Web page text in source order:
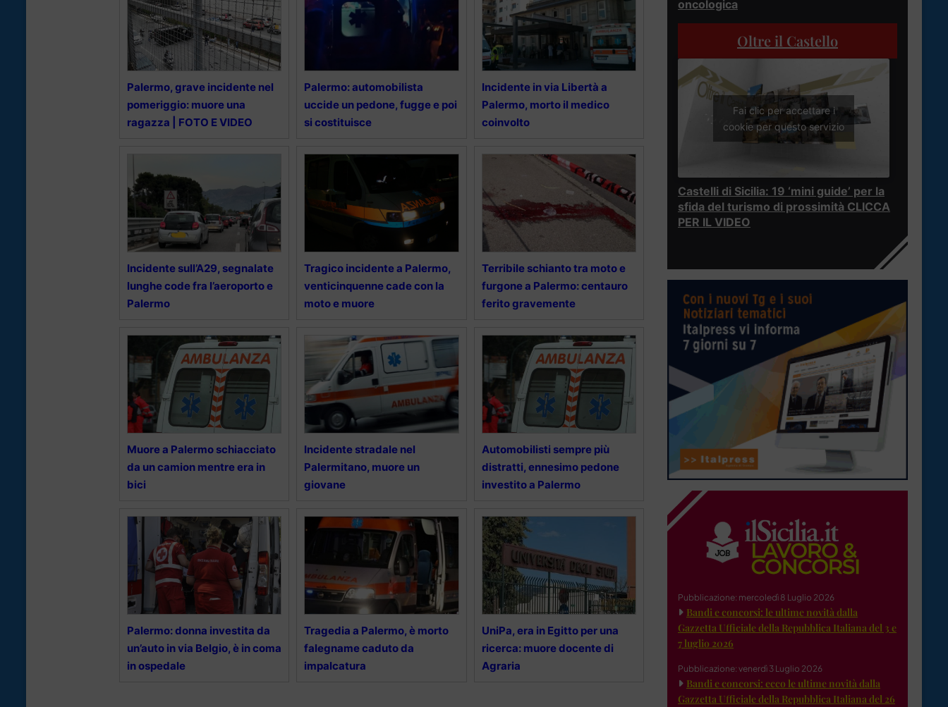
Palermo, grave incidente nel
pomeriggio: muore una
ragazza | FOTO E VIDEO
Palermo: automobilista
uccide un pedone, fugge e poi
si costituisce
Incidente in via Libertà a
Palermo, morto il medico
coinvolto
Incidente sull’A29, segnalate
lunghe code fra l’aeroporto e
Palermo
Tragico incidente a Palermo,
venticinquenne cade con la
moto e muore
Terribile schianto tra moto e
furgone a Palermo: centauro
ferito gravemente
Muore a Palermo schiacciato
da un camion mentre era in
bici
Incidente stradale nel
Palermitano, muore un
giovane
Automobilisti sempre più
distratti, ennesimo pedone
investito a Palermo
Palermo: donna investita da
un’auto in via Belgio, è in coma
in ospedale
Tragedia a Palermo, è morto
falegname caduto da
impalcatura
UniPa, era in Egitto per una
ricerca: muore docente di
Agraria
oncologica
Oltre il Castello
Fai clic per accettare i
cookie per questo servizio
Castelli di Sicilia: 19 ‘mini guide’ per la
sfida del turismo di prossimità CLICCA
PER IL VIDEO
Pubblicazione: mercoledì 8 Luglio 2026
Bandi e concorsi: le ultime novità dalla
Gazzetta Ufficiale della Repubblica Italiana del 3 e
7 luglio 2026
Pubblicazione: venerdì 3 Luglio 2026
Bandi e concorsi: ecco le ultime novità dalla
Gazzetta Ufficiale della Repubblica Italiana del 26